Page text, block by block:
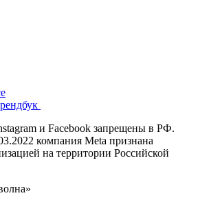
и Facebook запрещены в РФ.
компания Meta признана
на территории Российской